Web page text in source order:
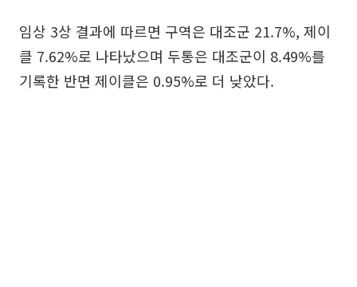
임상 3상 결과에 따르면 구역은 대조군 21.7%, 제이
클 7.62%로 나타났으며 두통은 대조군이 8.49%를
기록한 반면 제이클은 0.95%로 더 낮았다.